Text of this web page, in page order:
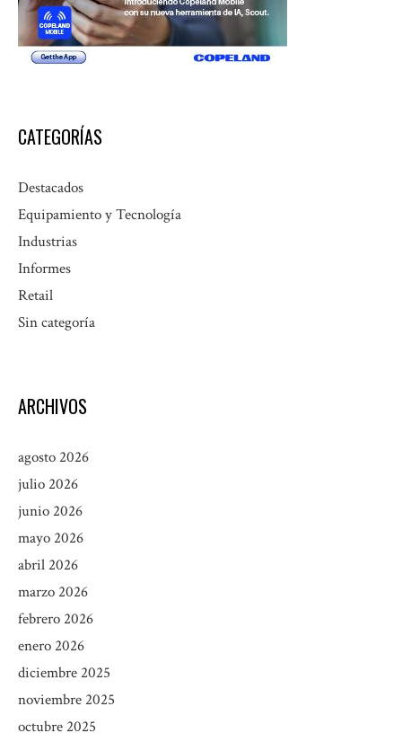
CATEGORÍAS
Destacados
Equipamiento y Tecnología
Industrias
Informes
Retail
Sin categoría
ARCHIVOS
agosto 2026
julio 2026
junio 2026
mayo 2026
abril 2026
marzo 2026
febrero 2026
enero 2026
diciembre 2025
noviembre 2025
octubre 2025